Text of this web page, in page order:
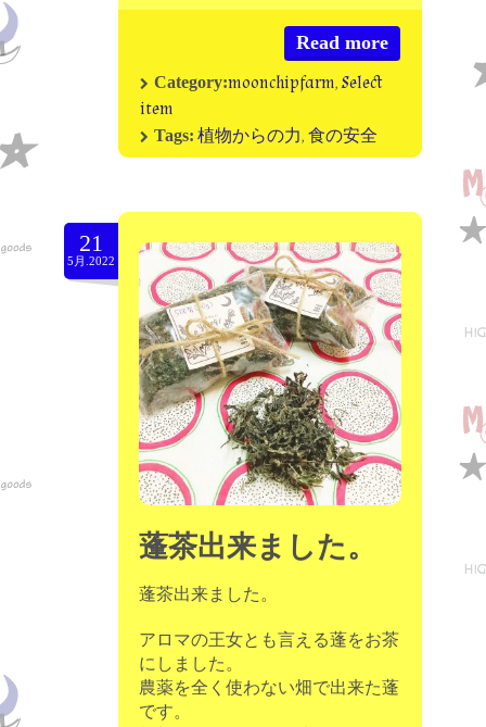
Read more
Category:moonchipfarm,Select
item
Tags: 植物からの力,食の安全
21
5月.2022
蓬茶出来ました。
蓬茶出来ました。
アロマの王女とも言える蓬をお茶
にしました。
農薬を全く使わない畑で出来た蓬
です。